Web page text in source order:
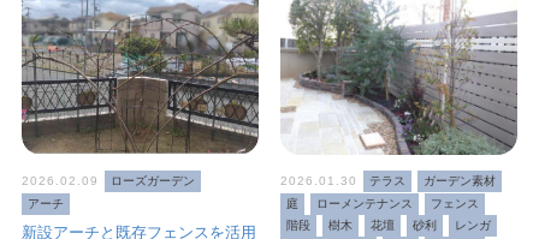
新設アーチと既存フェンスを活用
2026.02.09
ローズガーデン
アーチ
2026.01.30 テラス
ガーデン素材
庭
ローメンテナンス
フェンス
階段
樹木 花壇 砂利
レンガ